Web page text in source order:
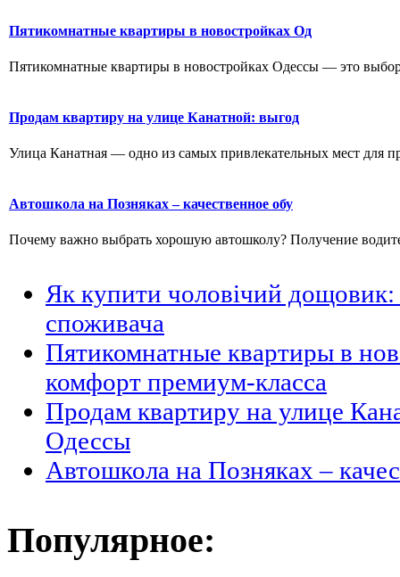
Пятикомнатные квартиры в новостройках Од
Пятикомнатные квартиры в новостройках Одессы — это
Продам квартиру на улице Канатной: выгод
Улица Канатная — одно из самых привлекательных мест для
Автошкола на Позняках – качественное обу
Почему важно выбрать хорошую автошколу? Получение
Як купити чоловічий дощовик:
споживача
Пятикомнатные квартиры в
комфорт премиум-класса
Продам квартиру на улице
Одессы
Автошкола на Позняках –
Популярное: